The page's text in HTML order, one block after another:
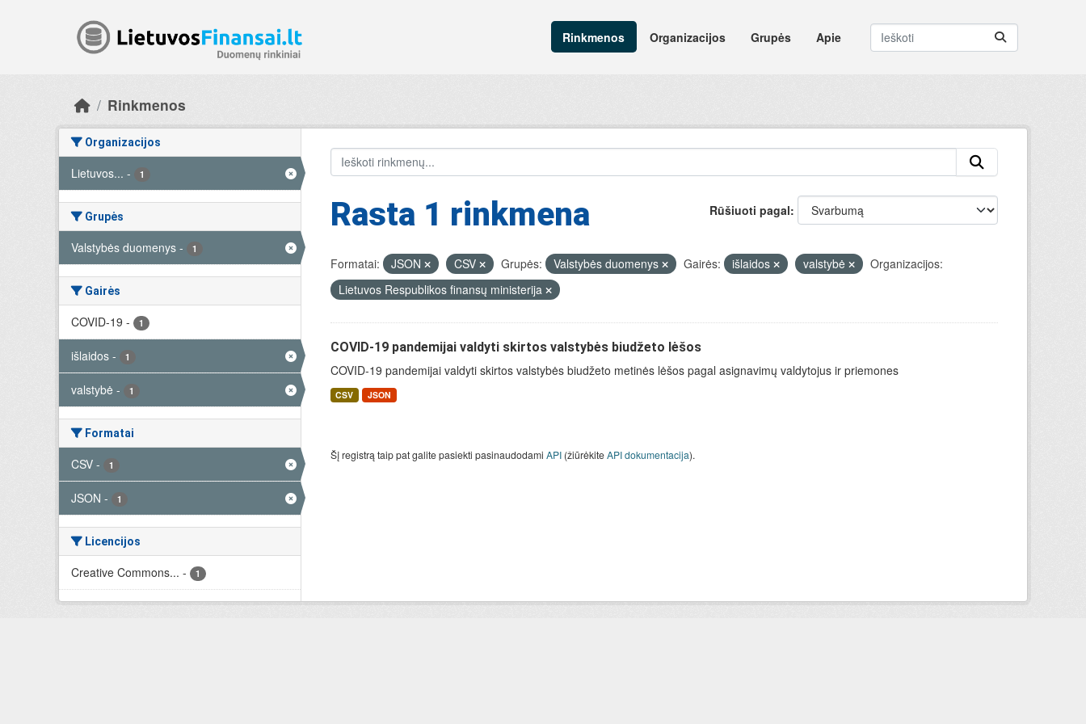
Rinkmenos
Organizacijos Grupės Apie
Rinkmenos
Organizacijos
Lietuvos... - 1
Grupės
Valstybės duomenys - 1
Gairės
COVID-19 - 1
išlaidos - 1
valstybė - 1
Formatai
CSV - 1
JSON - 1
Licencijos
Creative Commons... - 1
Rūšiuoti pagal
Rasta 1 rinkmena
Formatai: JSON CSV Grupės: Valstybės duomenys Gairės: išlaidos valstybė
Organizacijos:
Lietuvos Respublikos finansų ministerija
COVID-19 pandemijai valdyti skirtos valstybės biudžeto lėšos
COVID-19 pandemijai valdyti skirtos valstybės biudžeto metinės lėšos pagal asignavimų valdytojus ir priemones
CSV JSON
Šį registrą taip pat galite pasiekti pasinaudodami API(žiūrėkiteAPI dokumentacija).